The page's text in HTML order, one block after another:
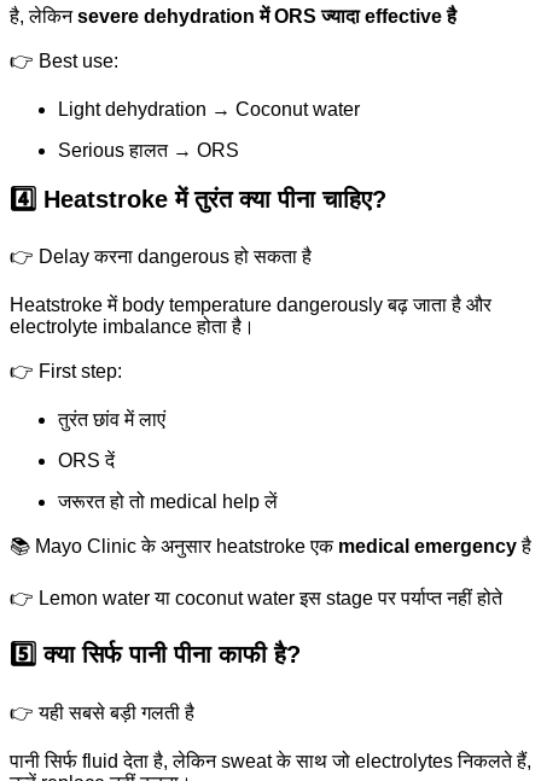
है, लेकिनsevere dehydration में ORS ज्यादा effective है
👉 Best use:
Light dehydration → Coconut water
Serious हालत → ORS
4️⃣ Heatstroke में तुरंत क्या पीना चाहिए?
👉 Delay करना dangerous हो सकता है
Heatstroke में body temperature dangerously बढ़ जाता है और
electrolyte imbalance होता है।
👉 First step:
तुरंत छांव में लाएं
ORS दें
जरूरत हो तो medical help लें
📚 Mayo Clinic के अनुसार heatstroke एक medical emergencyहै
👉 Lemon water या coconut water इस stage पर पर्याप्त नहीं होते
5️⃣ क्या सिर्फ पानी पीना काफी है?
👉 यही सबसे बड़ी गलती है
पानी सिर्फ fluid देता है, लेकिन sweat के साथ जो electrolytes निकलते हैं,